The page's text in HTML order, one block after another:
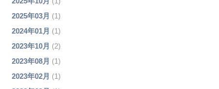
2025年03月 (1)
2024年01月 (1)
2023年10月 (2)
2023年08月 (1)
2023年02月 (1)